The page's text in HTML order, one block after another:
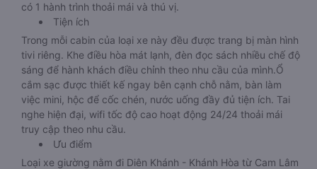
có 1 hành trình thoải mái và thú vị.
Tiện ích
Trong mỗi cabin của loại xe này đều được trang bị màn hình
tivi riêng. Khe điều hòa mát lạnh, đèn đọc sách nhiều chế độ
sáng để hành khách điều chỉnh theo nhu cầu của mình.Ổ
cắm sạc được thiết kế ngay bên cạnh chỗ nằm, bàn làm
việc mini, hộc để cốc chén, nước uống đầy đủ tiện ích. Tai
nghe hiện đại, wifi tốc độ cao hoạt động 24/24 thoải mái
truy cập theo nhu cầu.
Ưu điểm
Loại xe giường nằm đi Diên Khánh - Khánh Hòa từ Cam Lâm